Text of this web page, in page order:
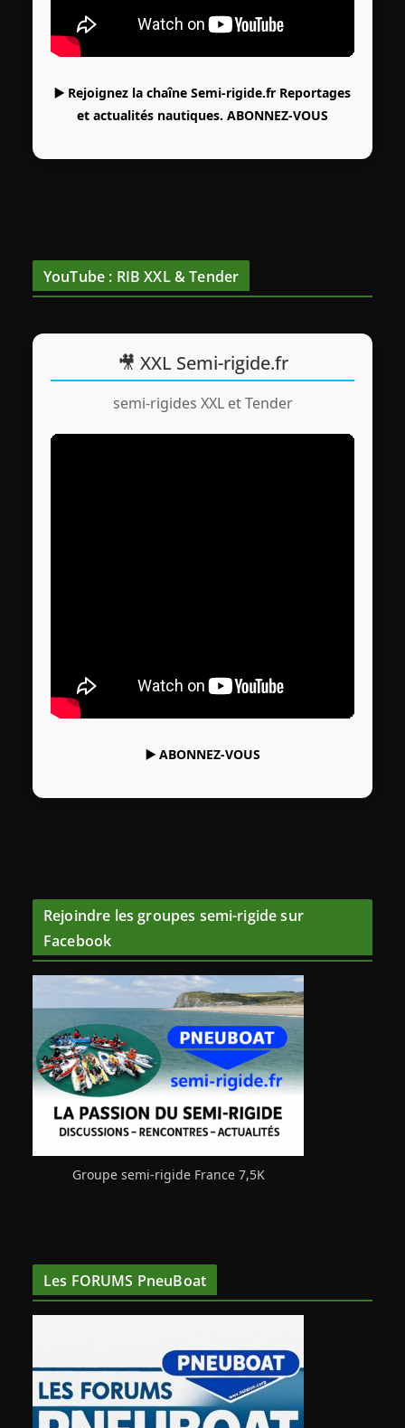
▶️ Rejoignez la chaîne Semi-rigide.fr Reportages
et actualités nautiques. ABONNEZ-VOUS
YouTube : RIB XXL & Tender
🎥 XXL Semi-rigide.fr
semi-rigides XXL et Tender
▶️ ABONNEZ-VOUS
Rejoindre les groupes semi-rigide sur
Facebook
Groupe semi-rigide France 7,5K
Les FORUMS PneuBoat